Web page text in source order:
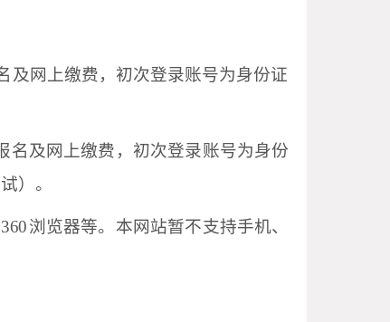
及网上缴费，初次登录账号为身份证
名及网上缴费，初次登录账号为身份
）。
浏览器等。本网站暂不支持手机、